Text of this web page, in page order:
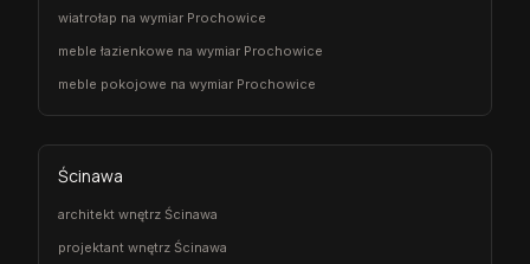
wiatrołap na wymiar Prochowice
meble łazienkowe na wymiar Prochowice
meble pokojowe na wymiar Prochowice
Ścinawa
architekt wnętrz Ścinawa
projektant wnętrz Ścinawa